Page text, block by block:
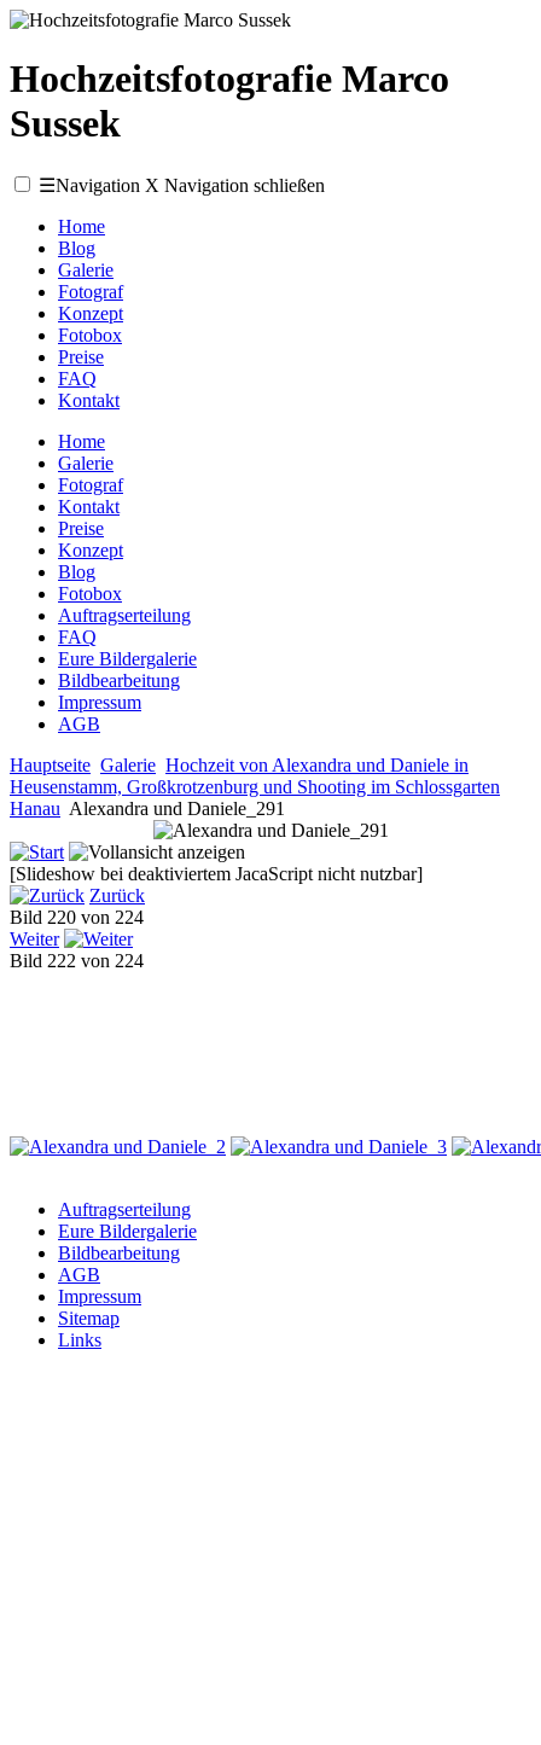
Hochzeitsfotografie Marco
Sussek
☰Navigation X Navigation schließen
Home
Blog
Galerie
Fotograf
Konzept
Fotobox
Preise
FAQ
Kontakt
Home
Galerie
Fotograf
Kontakt
Preise
Konzept
Blog
Fotobox
Auftragserteilung
FAQ
Eure Bildergalerie
Bildbearbeitung
Impressum
AGB
Hauptseite Galerie Hochzeit von Alexandra und Daniele in
Heusenstamm, Großkrotzenburg und Shooting im Schlossgarten
Hanau Alexandra und Daniele_291
[Slideshow bei deaktiviertem JacaScript nicht nutzbar]
Zurück
Bild 220 von 224
Weiter
Bild 222 von 224
Auftragserteilung
Eure Bildergalerie
Bildbearbeitung
AGB
Impressum
Sitemap
Links